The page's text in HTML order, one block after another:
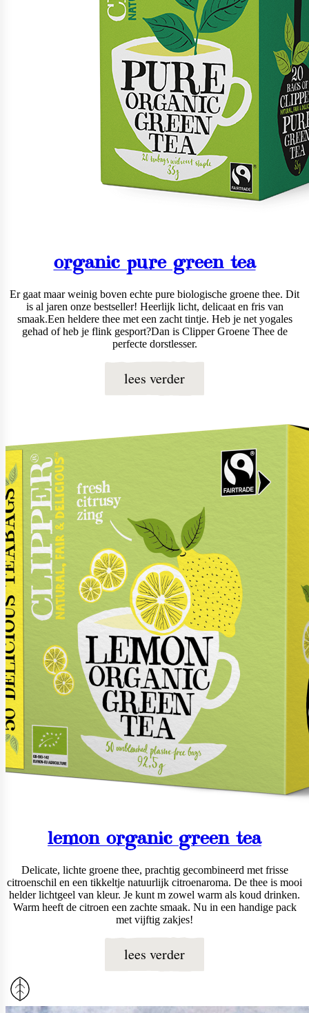
organic pure green tea
Er gaat maar weinig boven echte pure biologische groene thee. Dit
is al jaren onze bestseller! Heerlijk licht, delicaat en fris van
smaak.Een heldere thee met een zacht tintje. Heb je net yogales
gehad of heb je flink gesport?Dan is Clipper Groene Thee de
perfecte dorstlesser.
lees verder
lemon organic green tea
Delicate, lichte groene thee, prachtig gecombineerd met frisse
citroenschil en een tikkeltje natuurlijk citroenaroma. De thee is mooi
helder lichtgeel van kleur. Je kunt m zowel warm als koud drinken.
Warm heeft de citroen een zachte smaak. Nu in een handige pack
met vijftig zakjes!
lees verder